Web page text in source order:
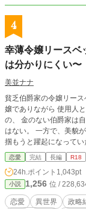
4
幸薄令嬢リースベ
は分かりにくい〜
美並ナナ
貧乏伯爵家の令嬢リー
嬢でありながら 使用人としての毎日
の、 金のない伯爵家は
はない。 一方で、美貌
掴もうと躍起になっていた。 その甲斐あって、 侯爵家子息との縁談
異母姉は 盛大な結婚式を挙げて嫁いで行
倒的な人気を誇るイケメン
ある理由から リースベットを
幸薄令嬢と、 拗らせイケメン公
あると思いますので、
途中からラブコメ色が
恋愛 完結 長編 R18
24h.ポイント 1,043pt
小説 1,256 位 /
恋愛 異世界 政略